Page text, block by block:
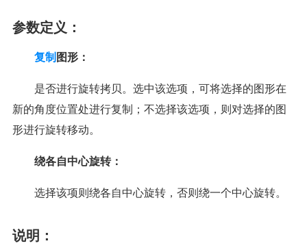
参数定义：
复制 图形：
是否进行旋转拷贝。选中该选项，可将选择的图形在
新的角度位置处进行复制；不选择该选项，则对选择的图
形进行旋转移动。
绕各自中心旋转：
选择该项则绕各自中心旋转，否则绕一个中心旋转。
说明：